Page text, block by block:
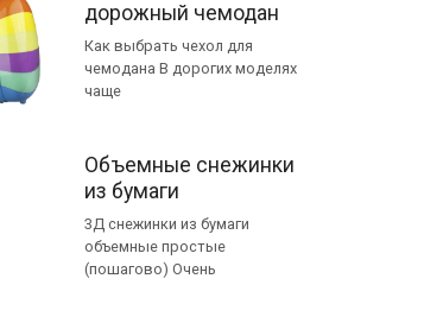
дорожный чемодан
Как выбрать чехол для
чемодана В дорогих моделях
чаще
Объемные снежинки
из бумаги
3Д снежинки из бумаги
объемные простые
(пошагово) Очень